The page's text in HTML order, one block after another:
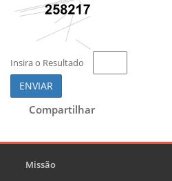
Insira o Resultado
ENVIAR
Compartilhar
Missão